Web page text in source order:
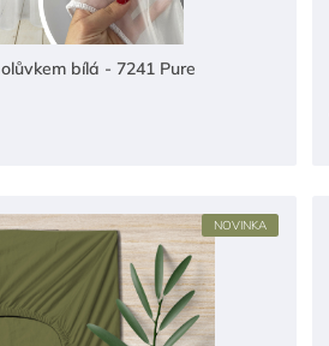
bílá - 7241 Pure
NOVINKA